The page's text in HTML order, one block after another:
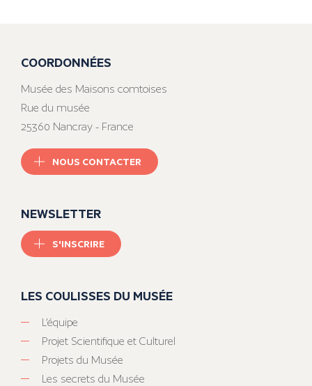
COORDONNÉES
Musée des Maisons comtoises
Rue du musée
25360 Nancray - France
NOUS CONTACTER
NEWSLETTER
S'INSCRIRE
LES COULISSES DU MUSÉE
L’équipe
Projet Scientifique et Culturel
Projets du Musée
Les secrets du Musée